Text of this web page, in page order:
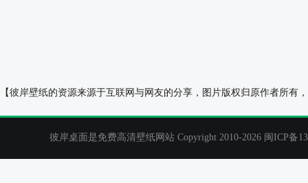
【彼岸壁纸的资源来源于互联网与网友的分享，图片版权归原作者所
彼岸桌面是免费高清壁纸网站 Copyright 2010-2026 闽ICP备